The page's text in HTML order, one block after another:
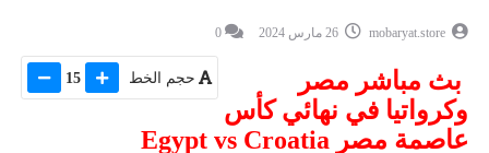
mobaryat.store
0
حجم الخط 15
بث مباشر مصر
وكرواتيا في نهائي كأس
عاصمة مصر Egypt vs Croatia